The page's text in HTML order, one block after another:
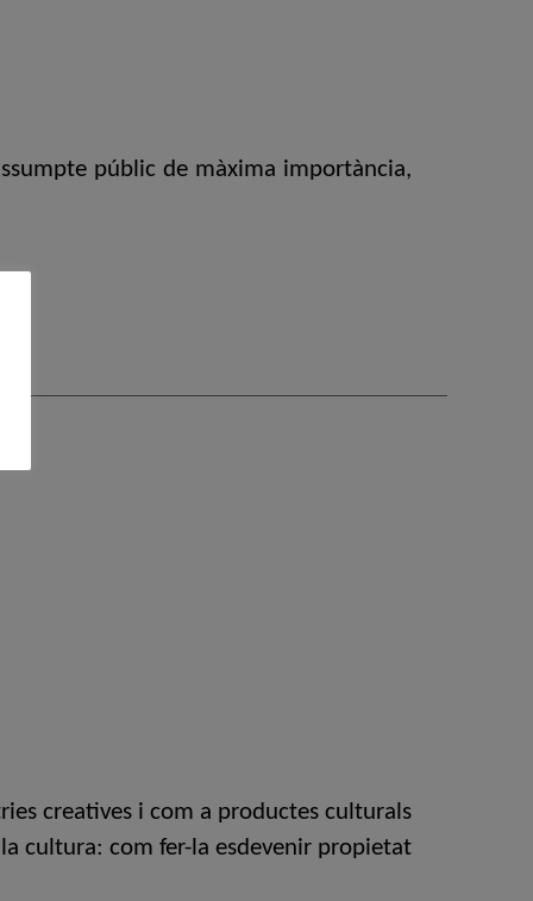
públic de màxima importància,
creatives i com a productes culturals
cultura: com fer-la esdevenir propietat